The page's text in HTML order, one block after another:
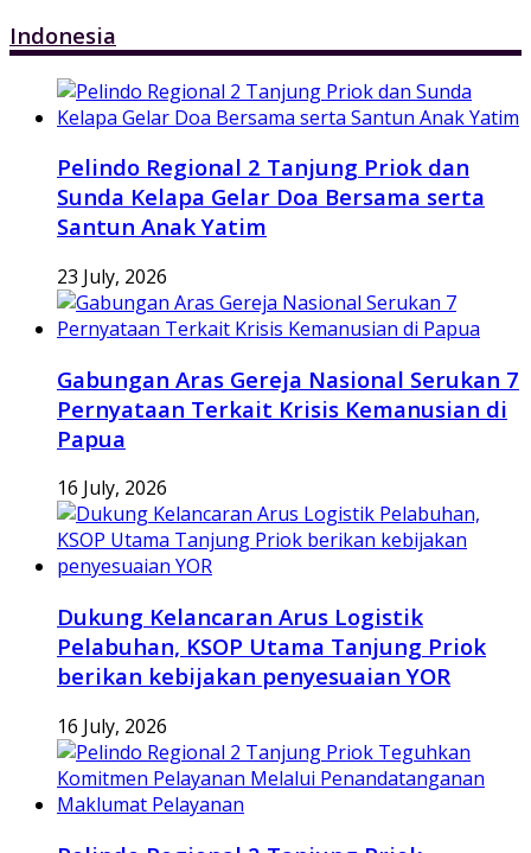
Indonesia
Pelindo Regional 2 Tanjung Priok dan
Sunda Kelapa Gelar Doa Bersama serta
Santun Anak Yatim
23 July, 2026
Gabungan Aras Gereja Nasional Serukan 7
Pernyataan Terkait Krisis Kemanusian di
Papua
16 July, 2026
Dukung Kelancaran Arus Logistik
Pelabuhan, KSOP Utama Tanjung Priok
berikan kebijakan penyesuaian YOR
16 July, 2026